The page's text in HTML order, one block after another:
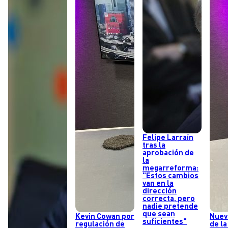
Kevin Cowan por
regulación de
Felipe Larraín
tras la
aprobación de
la
megarreforma:
"Estos cambios
van en la
dirección
correcta, pero
nadie pretende
que sean
suficientes"
de la